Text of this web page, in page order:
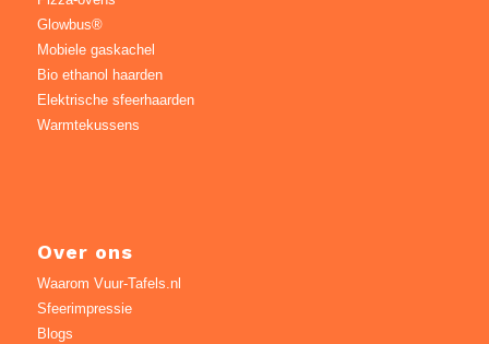
Glowbus®
Mobiele gaskachel
Bio ethanol haarden
Elektrische sfeerhaarden
Warmtekussens
Over ons
Waarom Vuur-Tafels.nl
Sfeerimpressie
Blogs